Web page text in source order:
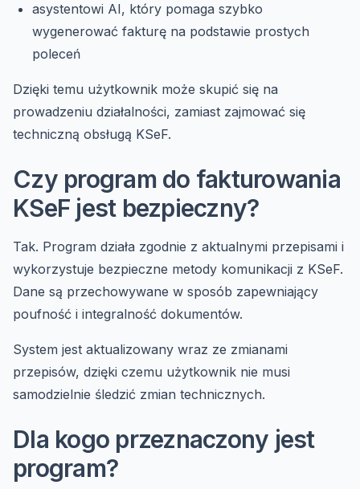
asystentowi AI, który pomaga szybko
wygenerować fakturę na podstawie prostych
poleceń
Dzięki temu użytkownik może skupić się na
prowadzeniu działalności, zamiast zajmować się
techniczną obsługą KSeF.
Czy program do fakturowania
KSeF jest bezpieczny?
Tak. Program działa zgodnie z aktualnymi przepisami i
wykorzystuje bezpieczne metody komunikacji z KSeF.
Dane są przechowywane w sposób zapewniający
poufność i integralność dokumentów.
System jest aktualizowany wraz ze zmianami
przepisów, dzięki czemu użytkownik nie musi
samodzielnie śledzić zmian technicznych.
Dla kogo przeznaczony jest
program?